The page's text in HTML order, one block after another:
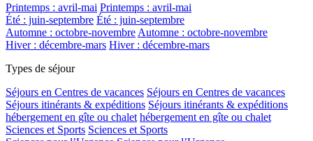
Printemps : avril-mai Printemps : avril-mai
Été : juin-septembre Été : juin-septembre
Automne : octobre-novembre Automne : octobre-novembre
Hiver : décembre-mars Hiver : décembre-mars
Types de séjour
Séjours en Centres de vacances Séjours en Centres de vacances
Séjours itinérants & expéditions Séjours itinérants & expéditions
hébergement en gîte ou chalet hébergement en gîte ou chalet
Sciences et Sports Sciences et Sports